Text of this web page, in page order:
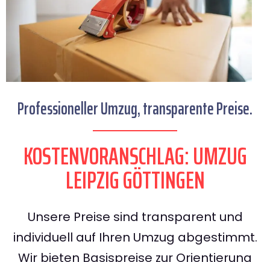
Professioneller Umzug, transparente Preise.
KOSTENVORANSCHLAG: UMZUG
LEIPZIG GÖTTINGEN
Unsere Preise sind transparent und
individuell auf Ihren Umzug abgestimmt.
Wir bieten Basispreise zur Orientierung